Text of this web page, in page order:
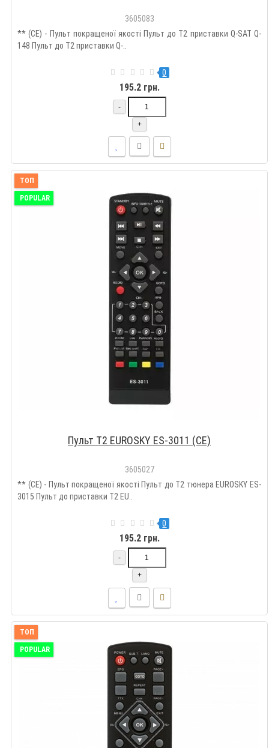
3605083
** (CE) - Пульт покращеної якості Пульт до Т2 приставки Q-SAT Q-
148 Пульт до Т2 приставки Q-..
0
195.2 грн.
-
+
ТОП
POPULAR
Пульт T2 EUROSKY ES-3011 (CE)
3605027
** (CE) - Пульт покращеної якості Пульт до Т2 тюнера EUROSKY ES-
3015 Пульт до приставки Т2 EU..
0
195.2 грн.
-
+
ТОП
POPULAR